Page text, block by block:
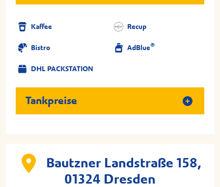
Kaffee Recup
Bistro AdBlue®
DHL PACKSTATION
Tankpreise
Bautzner Landstraße 158,
01324 Dresden